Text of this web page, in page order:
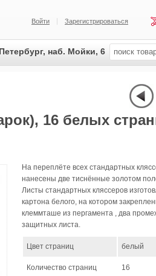
Зарегистрироваться
Войти
наб. Мойки, 6
16 белых
На переплёте всех стандартных
нанесены две тиснённые золотом
Листы стандартных кляссеров
картона белого, на котором
клеммташе из пергамента , два
защитных листа.
Цвет страниц белый
Количество страниц 16